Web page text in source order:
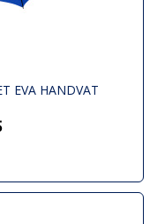
EVA HANDVAT